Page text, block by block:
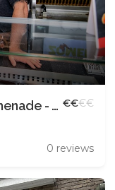
Kwalitaria Délifrance Zuidpromenade - Soest €€€€
0 reviews